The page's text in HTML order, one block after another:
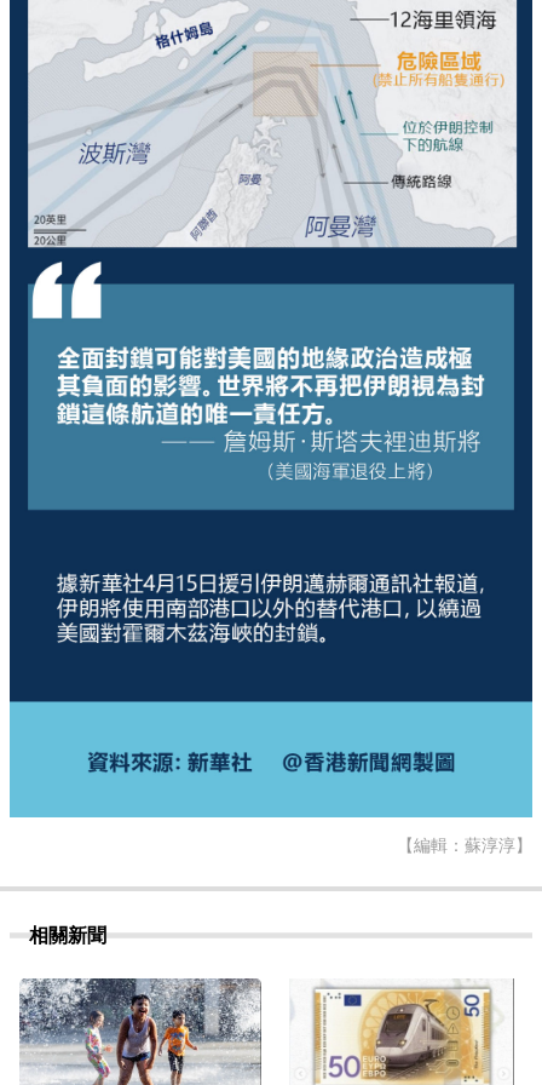
【編輯：蘇淳淳】
相關新聞